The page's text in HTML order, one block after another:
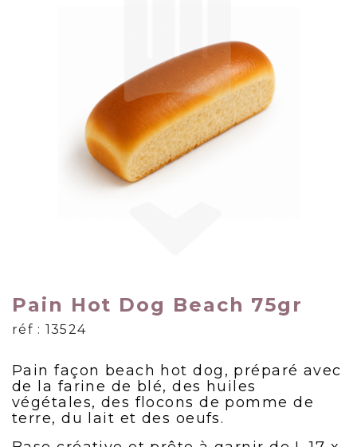
Pain Hot Dog Beach 75gr
réf : 13524
Pain façon beach hot dog, préparé avec
de la farine de blé, des huiles
végétales, des flocons de pomme de
terre, du lait et des oeufs.